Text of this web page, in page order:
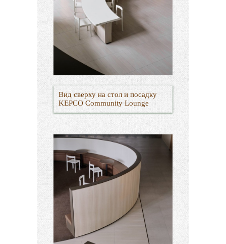
Вид сверху на стол и посадку
KEPCO Community Lounge